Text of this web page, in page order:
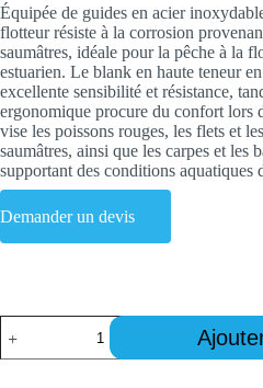
était :
$299.00.
est :
$159.00.
Équipée de guides en acier
flotteur résiste à la corrosion
saumâtres, idéale pour la pêche à la
estuarien. Le blank en haute teneur
excellente sensibilité et résistance,
ergonomique procure du confort lors
vise les poissons rouges, les flets et
saumâtres, ainsi que les carpes et les
supportant des conditions aquatiques
Demander un devis
de
Raft